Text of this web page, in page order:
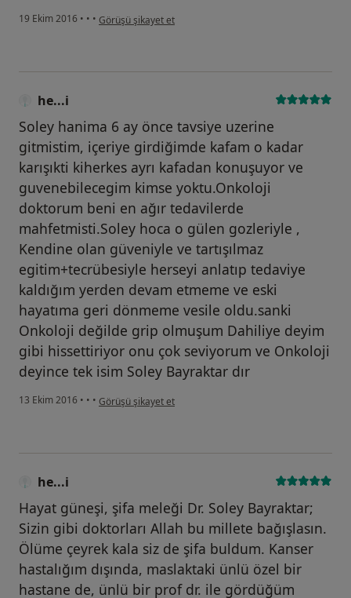
19 Ekim 2016 • • • kullanıcının görüşüne göre he...i
Görüşü şikayet et
he...i
Soley hanima 6 ay önce tavsiye uzerine
gitmistim, içeriye girdiğimde kafam o kadar
karışıkti kiherkes ayrı kafadan konuşuyor ve
guvenebilecegim kimse yoktu.Onkoloji
doktorum beni en ağır tedavilerde
mahfetmisti.Soley hoca o gülen gozleriyle ,
Kendine olan güveniyle ve tartışılmaz
egitim+tecrübesiyle herseyi anlatıp tedaviye
kaldığım yerden devam etmeme ve eski
hayatıma geri dönmeme vesile oldu.sanki
Onkoloji değilde grip olmuşum Dahiliye deyim
gibi hissettiriyor onu çok seviyorum ve Onkoloji
deyince tek isim Soley Bayraktar dır
13 Ekim 2016 • • • kullanıcının görüşüne göre he...i
Görüşü şikayet et
he...i
Hayat güneşi, şifa meleği Dr. Soley Bayraktar;
Sizin gibi doktorları Allah bu millete bağışlasın.
Ölüme çeyrek kala siz de şifa buldum. Kanser
hastalığım dışında, maslaktaki ünlü özel bir
hastane de, ünlü bir prof dr. ile gördüğüm